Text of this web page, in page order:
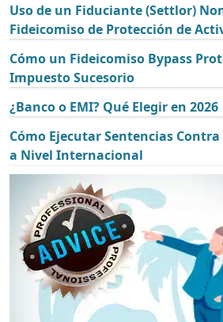
Uso de un Fiduciante (Settlor)
Fideicomiso de Protección de
Cómo un Fideicomiso Bypass
Impuesto Sucesorio
¿Banco o EMI? Qué Elegir en 2026
Cómo Ejecutar Sentencias
a Nivel Internacional